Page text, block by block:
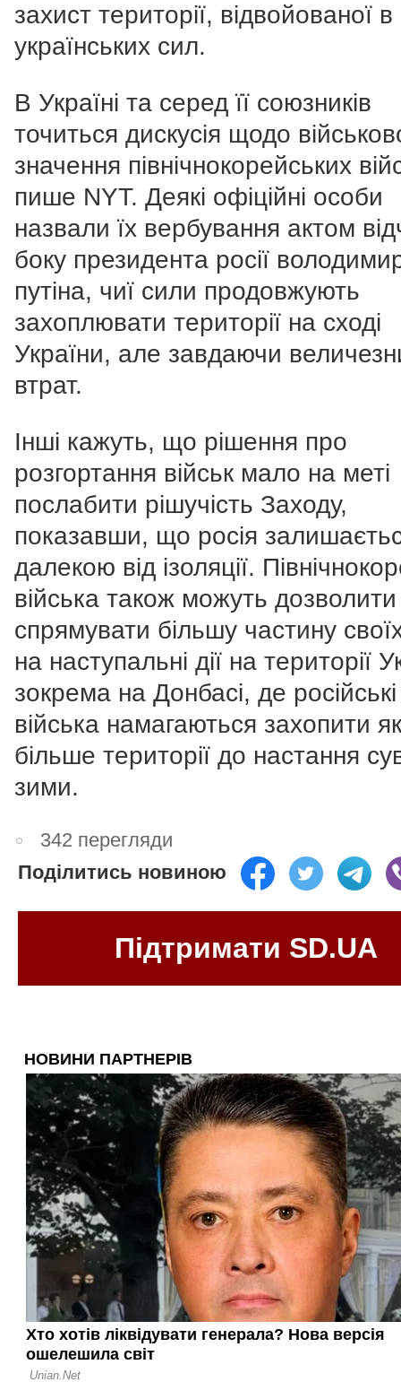
захист території, відвойованої в
українських сил.
В Україні та серед її союзників
точиться дискусія щодо
значення північнокорейських
пише NYT. Деякі офіційні особи
назвали їх вербування актом
боку президента росії
путіна, чиї сили продовжують
захоплювати території на сході
України, але завдаючи
втрат.
Інші кажуть, що рішення про
розгортання військ мало на меті
послабити рішучість Заходу,
показавши, що росія
далекою від ізоляції.
війська також можуть дозволити
спрямувати більшу частину
на наступальні дії на території
зокрема на Донбасі, де російські
війська намагаються захопити
більше території до настання
зими.
342 перегляди
Поділитись новиною
Підтримати SD.UA